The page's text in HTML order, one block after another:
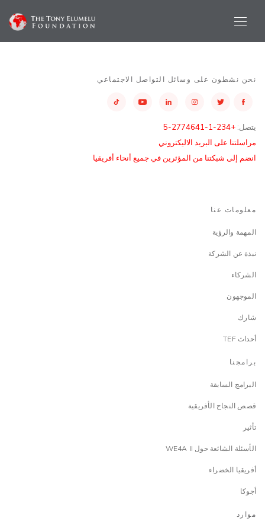
نحن نشطون على وسائل التواصل الاجتماعي
يتصل: +234-1-2774641-5
مراسلتنا على البريد الاليكتروني
انضم إلى شبكتنا من المؤثرين في جميع أنحاء أفريقيا
معلومات عنا
المهمة والرؤية
نبذة عن الشركة
الشركاء
الموجهون
شارك
أحداث TEF
برامجنا
البرامج السابقة
قصص النجاح الأفريقية
تأثير
الأسئلة الشائعة حول WE4A II
أفريقيا الخضراء
أجوكا
موارد